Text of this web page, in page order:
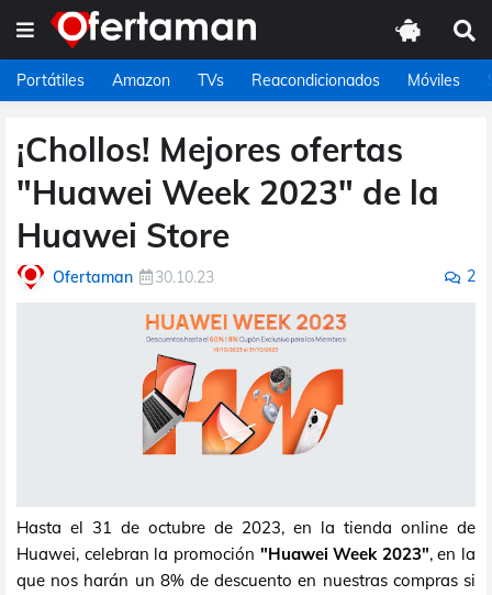
Portátiles Amazon TVs Reacondicionados Móviles
¡Chollos! Mejores ofertas
"Huawei Week 2023" de la
Huawei Store
Ofertaman 30.10.23 2
Hasta el 31 de octubre de 2023, en la tienda online de
Huawei, celebran la promoción "Huawei Week 2023", en la
que nos harán un 8% de descuento en nuestras compras si